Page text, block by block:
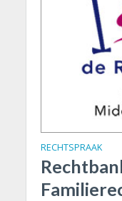
RECHTSPRAAK